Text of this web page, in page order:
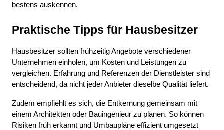
bestens auskennen.
Praktische Tipps für Hausbesitzer
Hausbesitzer sollten frühzeitig Angebote verschiedener
Unternehmen einholen, um Kosten und Leistungen zu
vergleichen. Erfahrung und Referenzen der Dienstleister sind
entscheidend, da nicht jeder Anbieter dieselbe Qualität liefert.
Zudem empfiehlt es sich, die Entkernung gemeinsam mit
einem Architekten oder Bauingenieur zu planen. So können
Risiken früh erkannt und Umbaupläne effizient umgesetzt